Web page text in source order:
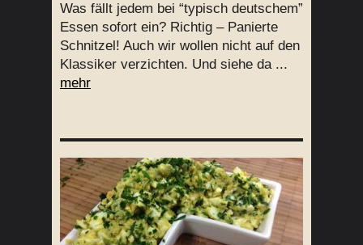
Was fällt jedem bei “typisch deutschem”
Essen sofort ein? Richtig – Panierte
Schnitzel! Auch wir wollen nicht auf den
Klassiker verzichten. Und siehe da ...
mehr